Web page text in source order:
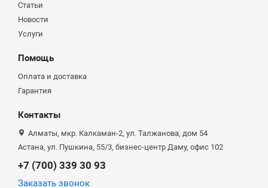
Статьи
Новости
Услуги
Помощь
Оплата и доставка
Гарантия
Контакты
Алматы, мкр. Калкаман-2, ул. Талжанова, дом 54
Астана, ул. Пушкина, 55/3, бизнес-центр Даму, офис 102
+7 (700) 339 30 93
Заказать звонок